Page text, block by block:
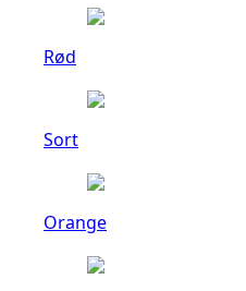
Rød
Sort
Orange